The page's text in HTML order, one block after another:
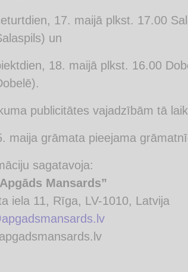
17. maijā plkst. 17.00
un
18. maijā plkst. 16.00
publicitātes vajadzībām tā
maija grāmata pieejama
sagatavoja:
Mansards”
iela 11, Rīga, LV-1010, Latvija